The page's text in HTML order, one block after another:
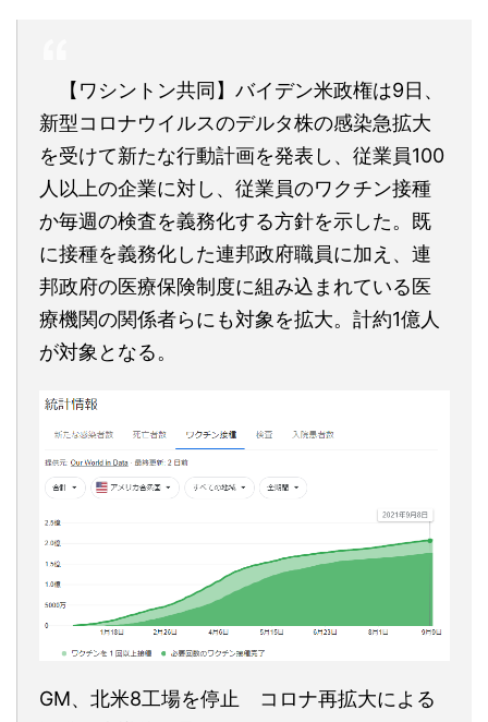
【ワシントン共同】バイデン米政権は9日、
新型コロナウイルスのデルタ株の感染急拡大
を受けて新たな行動計画を発表し、従業員100
人以上の企業に対し、従業員のワクチン接種
か毎週の検査を義務化する方針を示した。既
に接種を義務化した連邦政府職員に加え、連
邦政府の医療保険制度に組み込まれている医
療機関の関係者らにも対象を拡大。計約1億人
が対象となる。
GM、北米8工場を停止 コロナ再拡大による